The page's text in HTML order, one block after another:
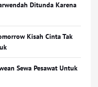
Ditunda Karena
Kisah Cinta Tak
Sewa Pesawat Untuk